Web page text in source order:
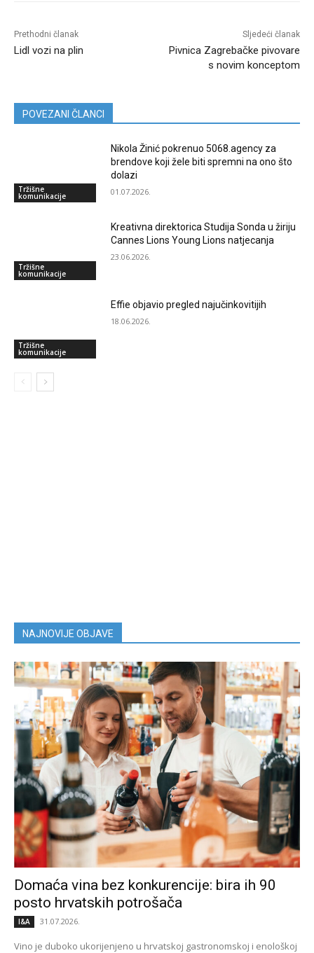
Prethodni članak
Lidl vozi na plin
Sljedeći članak
Pivnica Zagrebačke pivovare
s novim konceptom
POVEZANI ČLANCI
Tržišne
komunikacije
Nikola Žinić pokrenuo 5068.agency za
brendove koji žele biti spremni na ono što
dolazi
01.07.2026.
Tržišne
komunikacije
Kreativna direktorica Studija Sonda u žiriju
Cannes Lions Young Lions natjecanja
23.06.2026.
Tržišne
komunikacije
Effie objavio pregled najučinkovitijih
18.06.2026.
NAJNOVIJE OBJAVE
Domaća vina bez konkurencije: bira ih 90
posto hrvatskih potrošača
I&A 31.07.2026.
Vino je duboko ukorijenjeno u hrvatskoj gastronomskoj i enološkoj